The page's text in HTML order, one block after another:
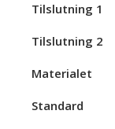
Tilslutning 1
Tilslutning 2
Materialet
Standard